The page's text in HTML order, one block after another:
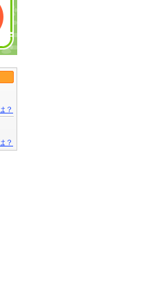
？
？